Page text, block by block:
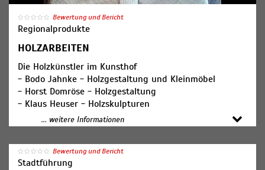
Bewertung und Bericht
Regionalprodukte
HOLZARBEITEN
Die Holzkünstler im Kunsthof
- Bodo Jahnke - Holzgestaltung und Kleinmöbel
- Horst Domröse - Holzgestaltung
- Klaus Heuser - Holzskulpturen
... weitere Informationen
Bewertung und Bericht
Stadtführung